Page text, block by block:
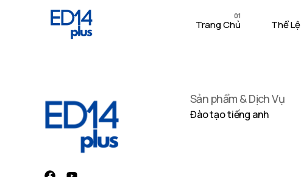
Trang Chủ
01
Thể Lệ
Sản phẩm & Dịch Vụ
Đào tạo tiếng anh